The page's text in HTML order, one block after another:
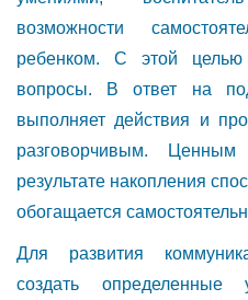
возможности
ребенком. С этой целью
вопросы. В ответ на
выполняет действия и
разговорчивым.
результате накопления
обогащается
Для развития
создать определенные